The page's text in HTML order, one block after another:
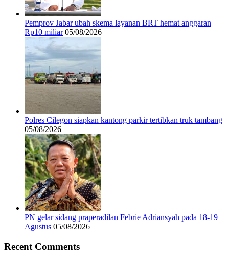
Pemprov Jabar ubah skema layanan BRT hemat anggaran
Rp10 miliar 05/08/2026
Polres Cilegon siapkan kantong parkir tertibkan truk tambang
05/08/2026
PN gelar sidang praperadilan Febrie Adriansyah pada 18-19
Agustus 05/08/2026
Recent Comments